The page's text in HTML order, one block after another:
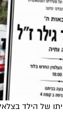
של הילד